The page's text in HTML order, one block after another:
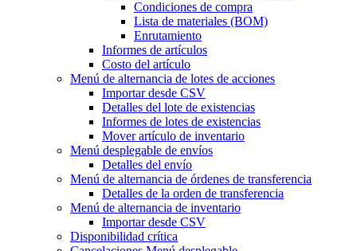
Condiciones de compra
Lista de materiales (BOM)
Enrutamiento
Informes de artículos
Costo del artículo
Menú de alternancia de lotes de acciones
Importar desde CSV
Detalles del lote de existencias
Informes de lotes de existencias
Mover artículo de inventario
Menú desplegable de envíos
Detalles del envío
Menú de alternancia de órdenes de transferencia
Detalles de la orden de transferencia
Menú de alternancia de inventario
Importar desde CSV
Disponibilidad crítica